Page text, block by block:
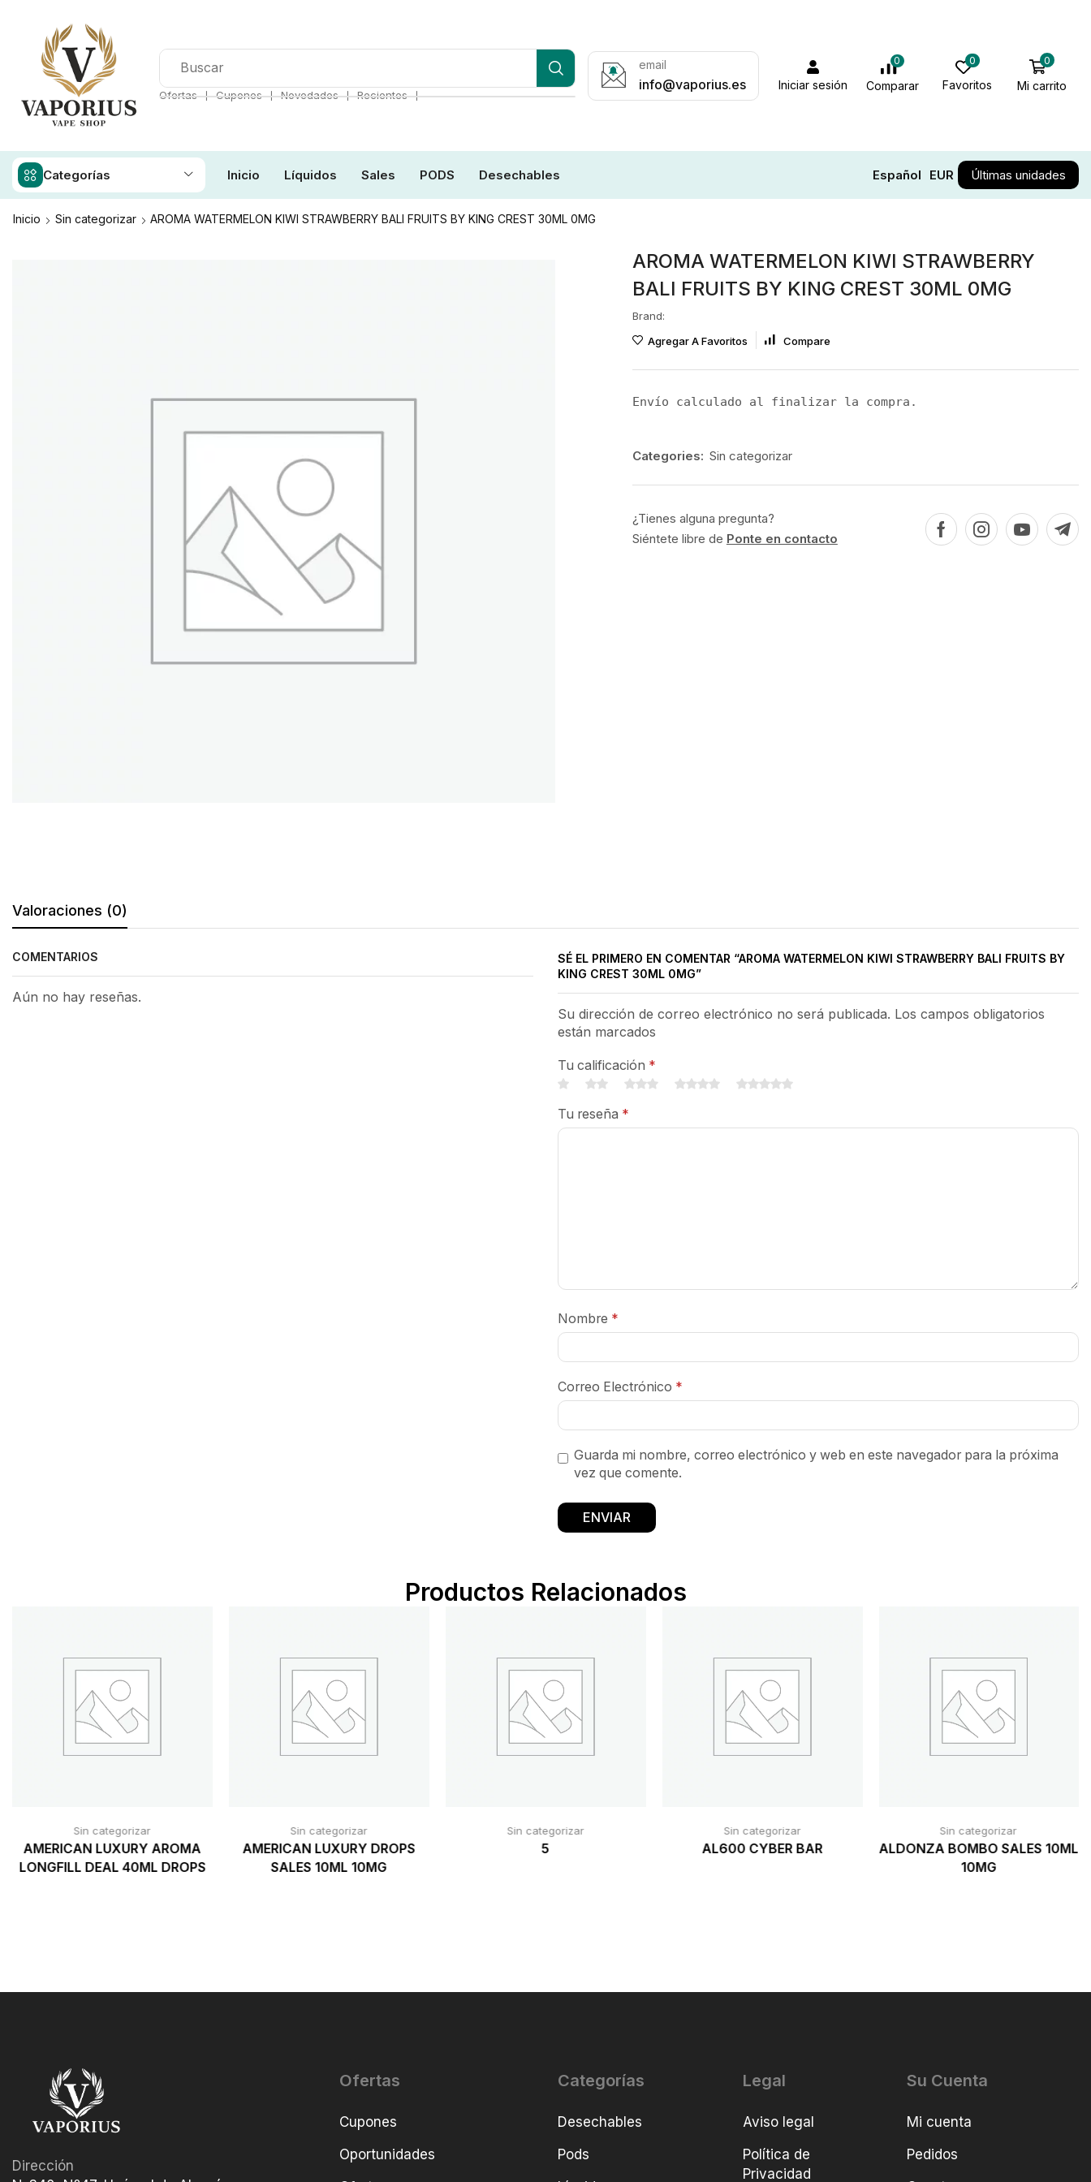
Ofertas ❘ Cupones ❘ Novedades ❘ Recientes ❘
email
info@vaporius.es Iniciar sesión
0
Comparar
0
Favoritos
0
Mi carrito
Categorías Inicio Líquidos Sales PODS Desechables Español EUR Últimas unidades
Inicio Sin categorizar AROMA WATERMELON KIWI STRAWBERRY BALI FRUITS BY KING CREST 30ML 0MG
AROMA WATERMELON KIWI STRAWBERRY
BALI FRUITS BY KING CREST 30ML 0MG
Brand:
Agregar A Favoritos
Compare
Envío calculado al finalizar la compra.
Categories: Sin categorizar
¿Tienes alguna pregunta?
Siéntete libre de Ponte en contacto
Valoraciones (0)
COMENTARIOS
Aún no hay reseñas.
SÉ EL PRIMERO EN COMENTAR “AROMA WATERMELON KIWI STRAWBERRY BALI FRUITS BY
KING CREST 30ML 0MG”
Su dirección de correo electrónico no será publicada. Los campos obligatorios
están marcados
Tu calificación *
Tu reseña *
Nombre *
Correo Electrónico *
Guarda mi nombre, correo electrónico y web en este navegador para la próxima
vez que comente.
Productos Relacionados
Sin categorizar
AMERICAN LUXURY AROMA
LONGFILL DEAL 40ML DROPS
Sin categorizar
AMERICAN LUXURY DROPS
SALES 10ML 10MG
Sin categorizar
5
Sin categorizar
AL600 CYBER BAR
Sin categorizar
ALDONZA BOMBO SALES 10ML
10MG
Dirección
Ofertas
Cupones
Oportunidades
Categorías
Desechables
Pods
Legal
Aviso legal
Política de
Privacidad
Su Cuenta
Mi cuenta
Pedidos